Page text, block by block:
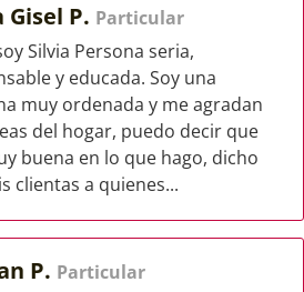
Gisel P. Particular
Silvia Persona seria,
y educada. Soy una
muy ordenada y me agradan
del hogar, puedo decir que
buena en lo que hago, dicho
clientas a quienes...
P. Particular